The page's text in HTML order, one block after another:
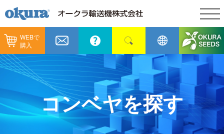
WEBで
購入
製品情報
製品情報
コンベヤ機器
コンベヤ機器を探す
納入事例
納入事例
全業種
メンテナンス
カタログ／CAD
コンベヤを探す